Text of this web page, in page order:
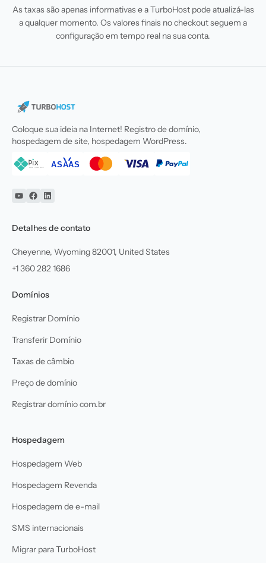
As taxas são apenas informativas e a TurboHost pode atualizá-las
a qualquer momento. Os valores finais no checkout seguem a
configuração em tempo real na sua conta.
Coloque sua ideia na Internet! Registro de domínio,
hospedagem de site, hospedagem WordPress.
YouTube
Facebook
Linkedin
Detalhes de contato
Cheyenne, Wyoming 82001, United States
+1 360 282 1686
Domínios
Registrar Domínio
Transferir Domínio
Taxas de câmbio
Preço de domínio
Registrar domínio com.br
Hospedagem
Hospedagem Web
Hospedagem Revenda
Hospedagem de e-mail
SMS internacionais
Migrar para TurboHost